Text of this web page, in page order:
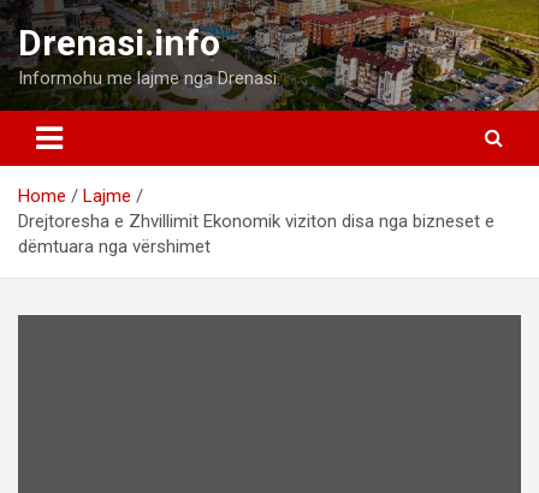
Skip
to
content
Drenasi.info
Informohu me lajme nga Drenasi.
Home
Lajme
Drejtoresha e Zhvillimit Ekonomik viziton disa nga bizneset e
dëmtuara nga vërshimet